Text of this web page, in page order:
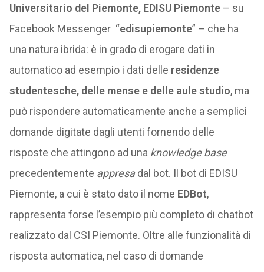
Universitario del Piemonte, EDISU Piemonte– su
Facebook Messenger “edisupiemonte” – che ha
una natura ibrida: è in grado di erogare dati in
automatico ad esempio i dati delle residenze
studentesche, delle mense e delle aule studio, ma
può rispondere automaticamente anche a semplici
domande digitate dagli utenti fornendo delle
risposte che attingono ad una knowledge base
precedentemente appresadal bot. Il bot di EDISU
Piemonte, a cui è stato dato il nome EDBot,
rappresenta forse l’esempio più completo di chatbot
realizzato dal CSI Piemonte. Oltre alle funzionalità di
risposta automatica, nel caso di domande